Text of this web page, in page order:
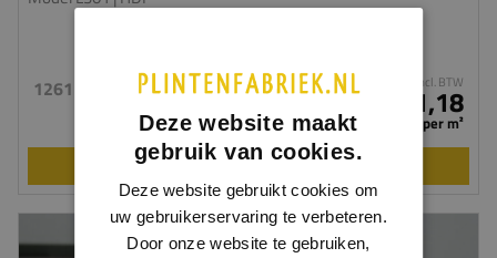
1261 x 244 x 8 mm incl. BTW
€ 21,18
per m²
BEKIJKEN
Deze website maakt
gebruik van cookies.
Deze website gebruikt cookies om
uw gebruikerservaring te verbeteren.
Door onze website te gebruiken,